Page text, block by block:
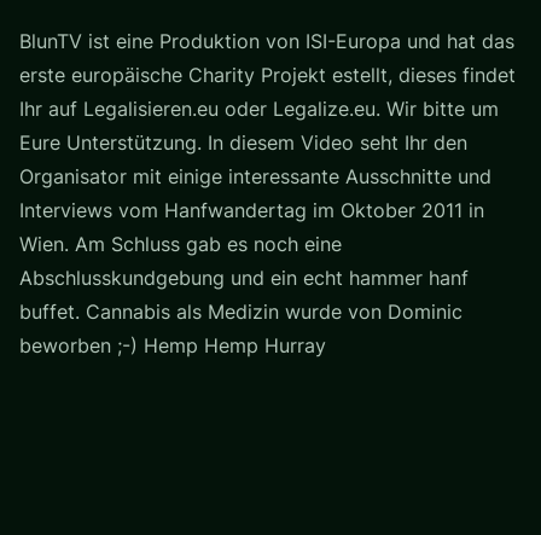
BlunTV ist eine Produktion von ISI-Europa und hat das
erste europäische Charity Projekt estellt, dieses findet
Ihr auf Legalisieren.eu oder Legalize.eu. Wir bitte um
Eure Unterstützung. In diesem Video seht Ihr den
Organisator mit einige interessante Ausschnitte und
Interviews vom Hanfwandertag im Oktober 2011 in
Wien. Am Schluss gab es noch eine
Abschlusskundgebung und ein echt hammer hanf
buffet. Cannabis als Medizin wurde von Dominic
beworben ;-) Hemp Hemp Hurray